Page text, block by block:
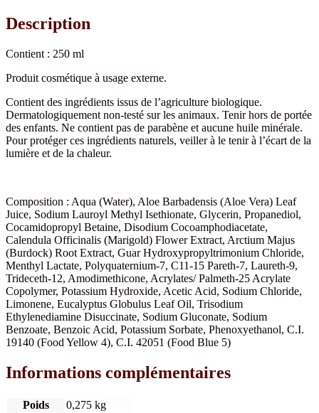
Description
Contient : 250 ml
Produit cosmétique à usage externe.
Contient des ingrédients issus de l’agriculture biologique.
Dermatologiquement non-testé sur les animaux. Tenir hors de portée
des enfants. Ne contient pas de parabène et aucune huile minérale.
Pour protéger ces ingrédients naturels, veiller à le tenir à l’écart de la
lumière et de la chaleur.
Composition : Aqua (Water), Aloe Barbadensis (Aloe Vera) Leaf
Juice, Sodium Lauroyl Methyl Isethionate, Glycerin, Propanediol,
Cocamidopropyl Betaine, Disodium Cocoamphodiacetate,
Calendula Officinalis (Marigold) Flower Extract, Arctium Majus
(Burdock) Root Extract, Guar Hydroxypropyltrimonium Chloride,
Menthyl Lactate, Polyquaternium-7, C11-15 Pareth-7, Laureth-9,
Trideceth-12, Amodimethicone, Acrylates/ Palmeth-25 Acrylate
Copolymer, Potassium Hydroxide, Acetic Acid, Sodium Chloride,
Limonene, Eucalyptus Globulus Leaf Oil, Trisodium
Ethylenediamine Disuccinate, Sodium Gluconate, Sodium
Benzoate, Benzoic Acid, Potassium Sorbate, Phenoxyethanol, C.I.
19140 (Food Yellow 4), C.I. 42051 (Food Blue 5)
Informations complémentaires
Poids
0,275 kg